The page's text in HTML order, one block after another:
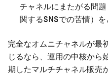
チャネルにまたがる問
関するSNSでの苦情）
完全なオムニチャネルが最
じるなら、運用の中核から
期したマルチチャネル販売